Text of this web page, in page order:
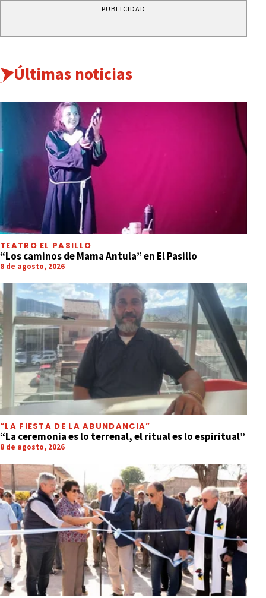
PUBLICIDAD
Últimas noticias
TEATRO EL PASILLO
“Los caminos de Mama Antula” en El Pasillo
8 de agosto, 2026
“LA FIESTA DE LA ABUNDANCIA”
“La ceremonia es lo terrenal, el ritual es lo espiritual”
8 de agosto, 2026